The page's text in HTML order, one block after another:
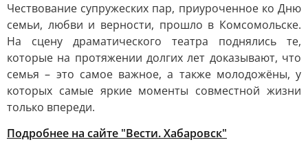
Чествование супружеских пар, приуроченное ко Дню
семьи, любви и верности, прошло в Комсомольске.
На сцену драматического театра поднялись те,
которые на протяжении долгих лет доказывают, что
семья – это самое важное, а также молодожёны, у
которых самые яркие моменты совместной жизни
только впереди.
Подробнее на сайте "Вести. Хабаровск"